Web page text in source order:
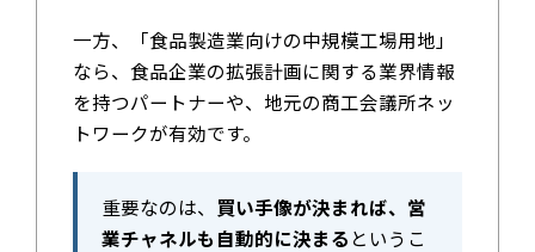
一方、「食品製造業向けの中規模工場用地」
なら、食品企業の拡張計画に関する業界情報
を持つパートナーや、地元の商工会議所ネッ
トワークが有効です。
重要なのは、
買い手像が決まれば、営
業チャネルも自動的に決まる というこ